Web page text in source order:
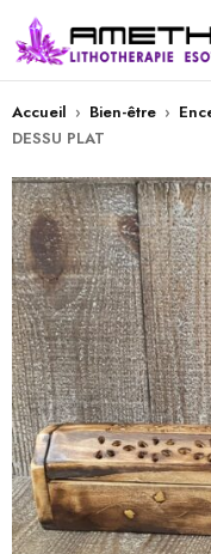
Accueil › Bien-être ›
DESSU PLAT